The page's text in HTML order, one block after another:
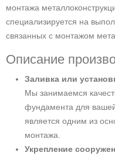
монтажа
специализируется на
связанных с монтажом
Описание
Заливка или
Мы занимаемся
фундамента для
является одним из
монтажа.
Укрепление